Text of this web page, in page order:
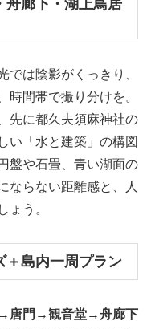
舟廊下・湖上鳥居
では陰影がくっきり、
時間帯で撮り分けを。
先に都久夫須麻神社の
い「水と建築」の構図
盤や石畳、青い湖面の
ならない距離感と、人
ょう。
＋島内一周プラン
→ 唐門 →観音堂→舟廊下